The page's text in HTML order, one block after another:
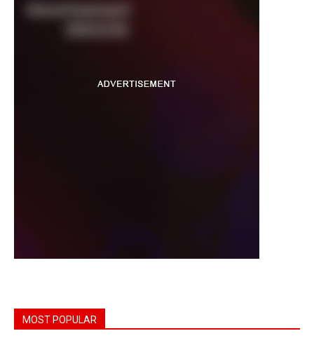
MOST POPULAR